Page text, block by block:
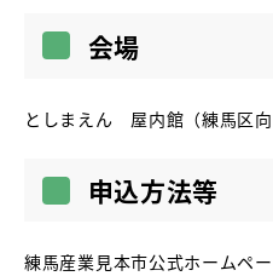
会場
としまえん 屋内館（練馬区向
申込方法等
練馬産業見本市公式ホームペー